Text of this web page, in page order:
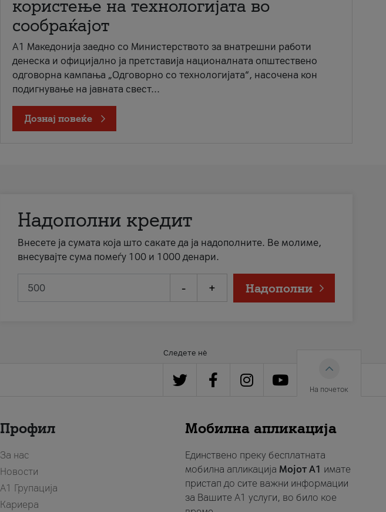
користење на технологијата во
сообраќајот
A1 Македонија заедно со Министерството за внатрешни работи
денеска и официјално ја претставија националната општествено
одговорна кампања „Одговорно со технологијата“, насочена кон
подигнување на јавната свест...
Дознај повеќе
Надополни кредит
Внесете ја сумата која што сакате да ја надополните. Ве молиме,
внесувајте сума помеѓу 100 и 1000 денари.
- + Надополни
Следете нè
На почеток
Профил
За нас
Новости
А1 Групација
Кариера
Мобилна апликација
Единствено преку бесплатната
мобилна апликација Мојот A1 имате
пристап до сите важни информации
за Вашите A1 услуги, во било кое